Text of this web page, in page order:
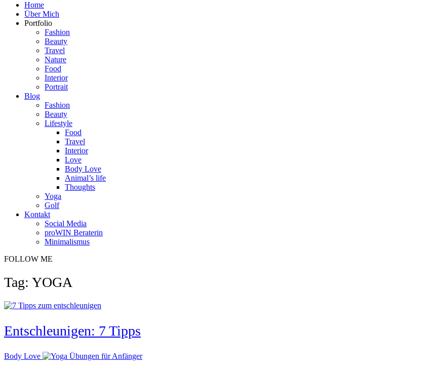
Home
Über Mich
Portfolio
Fashion
Beauty
Travel
Nature
Food
Interior
Portrait
Blog
Fashion
Beauty
Lifestyle
Food
Travel
Interior
Love
Body Love
Animal’s life
Thoughts
Yoga
Golf
Kontakt
Social Media
proWIN Beraterin
Minimalismus
FOLLOW ME
Tag: YOGA
Entschleunigen: 7 Tipps
Body Love